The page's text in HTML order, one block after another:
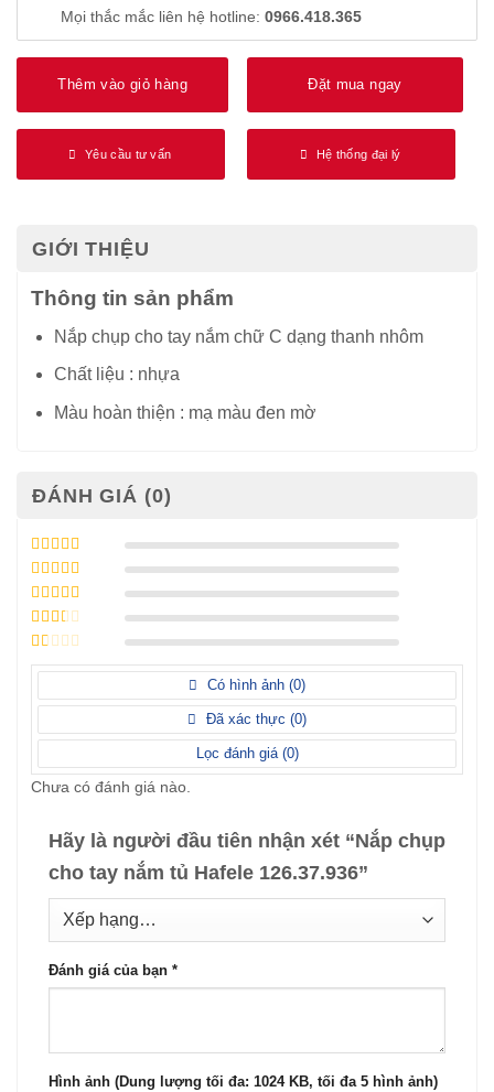
Mọi thắc mắc liên hệ hotline: 0966.418.365
Thêm vào giỏ hàng Đặt mua ngay
Yêu cầu tư vấn Hệ thống đại lý
GIỚI THIỆU
Thông tin sản phẩm
Nắp chụp cho tay nắm chữ C dạng thanh nhôm
Chất liệu : nhựa
Màu hoàn thiện : mạ màu đen mờ
ĐÁNH GIÁ (0)
Được xếp
Được xếp
sao
Được
hạng3
5 sao
Được
hạng
sao
Được
1
sao
Có hình ảnh (0)
Đã xác thực (0)
Lọc đánh giá (0)
Chưa có đánh giá nào.
Hãy là người đầu tiên nhận xét “Nắp chụp
cho tay nắm tủ Hafele 126.37.936”
Đánh giá của bạn *
Hình ảnh (Dung lượng tối đa: 1024 KB, tối đa 5 hình ảnh)